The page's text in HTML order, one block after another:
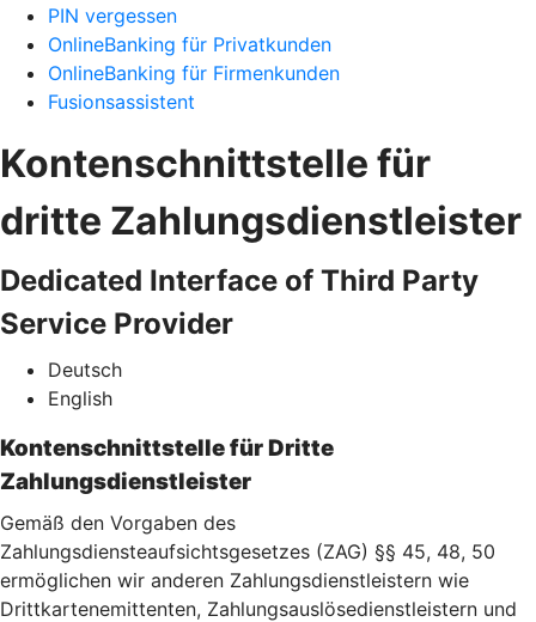
PIN vergessen
OnlineBanking für Privatkunden
OnlineBanking für Firmenkunden
Fusionsassistent
Kontenschnittstelle für
dritte Zahlungsdienstleister
Dedicated Interface of Third Party
Service Provider
Deutsch
English
Kontenschnittstelle für Dritte
Zahlungsdienstleister
Gemäß den Vorgaben des
Zahlungsdiensteaufsichtsgesetzes (ZAG) §§ 45, 48, 50
ermöglichen wir anderen Zahlungsdienstleistern wie
Drittkartenemittenten, Zahlungsauslösedienstleistern und